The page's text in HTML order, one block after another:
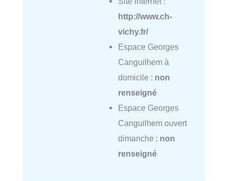
http://www.ch-
vichy.fr/
Espace Georges
Canguilhem à
domicile : non
renseigné
Espace Georges
Canguilhem ouvert
dimanche : non
renseigné